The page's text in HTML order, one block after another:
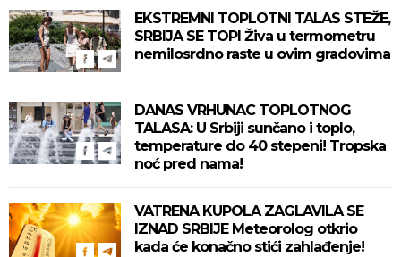
EKSTREMNI TOPLOTNI TALAS STEŽE,
SRBIJA SE TOPI Živa u termometru
nemilosrdno raste u ovim gradovima
DANAS VRHUNAC TOPLOTNOG
TALASA: U Srbiji sunčano i toplo,
temperature do 40 stepeni! Tropska
noć pred nama!
VATRENA KUPOLA ZAGLAVILA SE
IZNAD SRBIJE Meteorolog otkrio
kada će konačno stići zahlađenje!